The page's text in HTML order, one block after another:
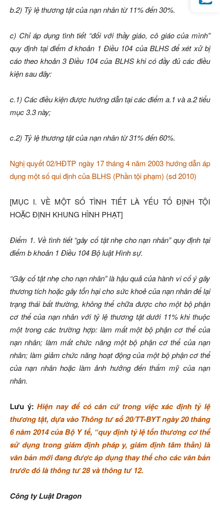
b.2) Tỷ lệ thương tật của nạn nhân từ 11% đến 30%.
c) Chỉ áp dụng tình tiết “đối với thầy giáo, cô giáo của mình”
quy định tại điểm đ khoản 1 Điều 104 của BLHS để xét xử bị
cáo theo khoản 3 Điều 104 của BLHS khi có đầy đủ các điều
kiện sau đây:
c.1) Các điều kiện được hướng dẫn tại các điểm a.1 và a.2 tiểu
mục 3.3 này;
c.2) Tỷ lệ thương tật của nạn nhân từ 31% đến 60%.
Nghị quyết 02/HĐTP ngày 17 tháng 4 năm 2003 hướng dẫn áp
dụng một số qui định của BLHS (Phần tội phạm) (sd 2010)
[MỤC I. VỀ MỘT SỐ TÌNH TIẾT LÀ YẾU TỐ ĐỊNH TỘI
HOẶC ĐỊNH KHUNG HÌNH PHẠT]
Điểm 1. Về tình tiết “gây cố tật nhẹ cho nạn nhân” quy định tại
điểm b khoản 1 Điều 104 Bộ luật Hình sự.
“Gây cố tật nhẹ cho nạn nhân” là hậu quả của hành vi cố ý gây
thương tích hoặc gây tổn hại cho sức khoẻ của nạn nhân để lại
trạng thái bất thường, không thể chữa được cho một bộ phận
cơ thể của nạn nhân với tỷ lệ thương tật dưới 11% khi thuộc
một trong các trường hợp: làm mất một bộ phận cơ thể của
nạn nhân; làm mất chức năng một bộ phận cơ thể của nạn
nhân; làm giảm chức năng hoạt động của một bộ phận cơ thể
của nạn nhân hoặc làm ảnh hưởng đến thẩm mỹ của nạn
nhân.
Lưu ý: Hiện nay để có căn cứ trong việc xác định tỷ lệ
thương tật, dựa vào Thông tư số 20/TT-BYT ngày 20 tháng
6 năm 2014 của Bộ Y tế, “quy định tỷ lệ tổn thương cơ thể
sử dụng trong giám định pháp y, giám định tâm thần) là
văn bản mới đang được áp dụng thay thế cho các văn bản
trước đó là thông tư 28 và thông tư 12.
Công ty Luật Dragon